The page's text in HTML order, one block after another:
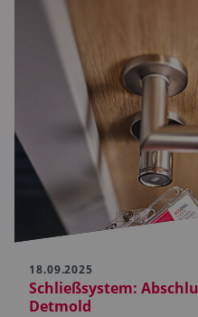
18.09.2025
Schließsystem:
Detmold